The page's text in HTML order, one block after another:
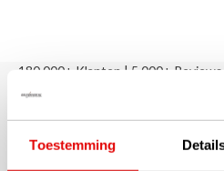
Toestemming
180.000+ Klanten | 5.000+
Reviews: Onze
woord